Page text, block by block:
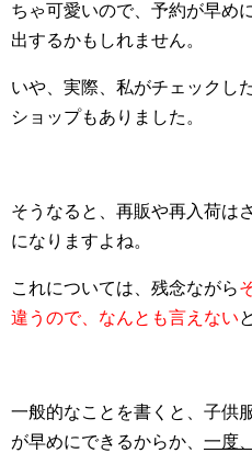
ちゃ可愛いので、予約が早め
出するかもしれません。
いや、実際、私がチェックし
ショップもありました。
そうなると、再販や再入荷は
になりますよね。
これについては、残念ながら
違うので、なんとも言えない
一般的なことを書くと、子供
が早めにできるからか、 一度